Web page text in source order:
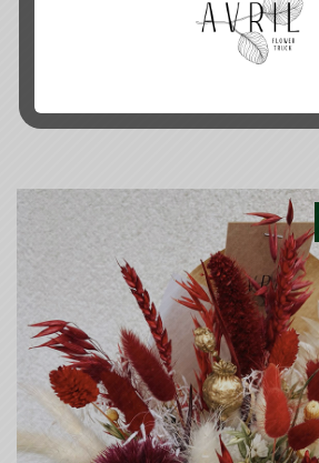
LE FLEURS DES CHAMPS
FLEURS DES